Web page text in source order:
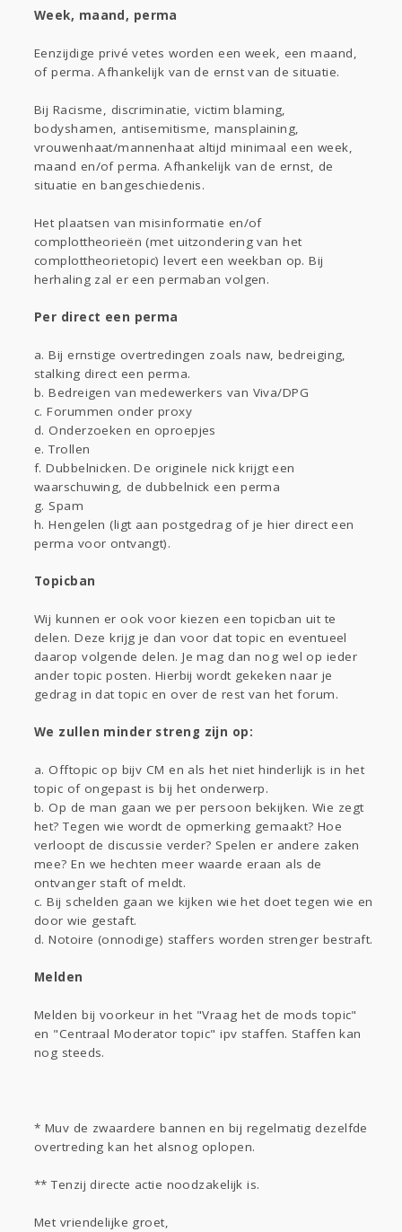
Week, maand, perma
Eenzijdige privé vetes worden een week, een maand,
of perma. Afhankelijk van de ernst van de situatie.
Bij Racisme, discriminatie, victim blaming,
bodyshamen, antisemitisme, mansplaining,
vrouwenhaat/mannenhaat altijd minimaal een week,
maand en/of perma. Afhankelijk van de ernst, de
situatie en bangeschiedenis.
Het plaatsen van misinformatie en/of
complottheorieën (met uitzondering van het
complottheorietopic) levert een weekban op. Bij
herhaling zal er een permaban volgen.
Per direct een perma
a. Bij ernstige overtredingen zoals naw, bedreiging,
stalking direct een perma.
b. Bedreigen van medewerkers van Viva/DPG
c. Forummen onder proxy
d. Onderzoeken en oproepjes
e. Trollen
f. Dubbelnicken. De originele nick krijgt een
waarschuwing, de dubbelnick een perma
g. Spam
h. Hengelen (ligt aan postgedrag of je hier direct een
perma voor ontvangt).
Topicban
Wij kunnen er ook voor kiezen een topicban uit te
delen. Deze krijg je dan voor dat topic en eventueel
daarop volgende delen. Je mag dan nog wel op ieder
ander topic posten. Hierbij wordt gekeken naar je
gedrag in dat topic en over de rest van het forum.
We zullen minder streng zijn op:
a. Offtopic op bijv CM en als het niet hinderlijk is in het
topic of ongepast is bij het onderwerp.
b. Op de man gaan we per persoon bekijken. Wie zegt
het? Tegen wie wordt de opmerking gemaakt? Hoe
verloopt de discussie verder? Spelen er andere zaken
mee? En we hechten meer waarde eraan als de
ontvanger staft of meldt.
c. Bij schelden gaan we kijken wie het doet tegen wie en
door wie gestaft.
d. Notoire (onnodige) staffers worden strenger bestraft.
Melden
Melden bij voorkeur in het "Vraag het de mods topic"
en "Centraal Moderator topic" ipv staffen. Staffen kan
nog steeds.
* Muv de zwaardere bannen en bij regelmatig dezelfde
overtreding kan het alsnog oplopen.
** Tenzij directe actie noodzakelijk is.
Met vriendelijke groet,